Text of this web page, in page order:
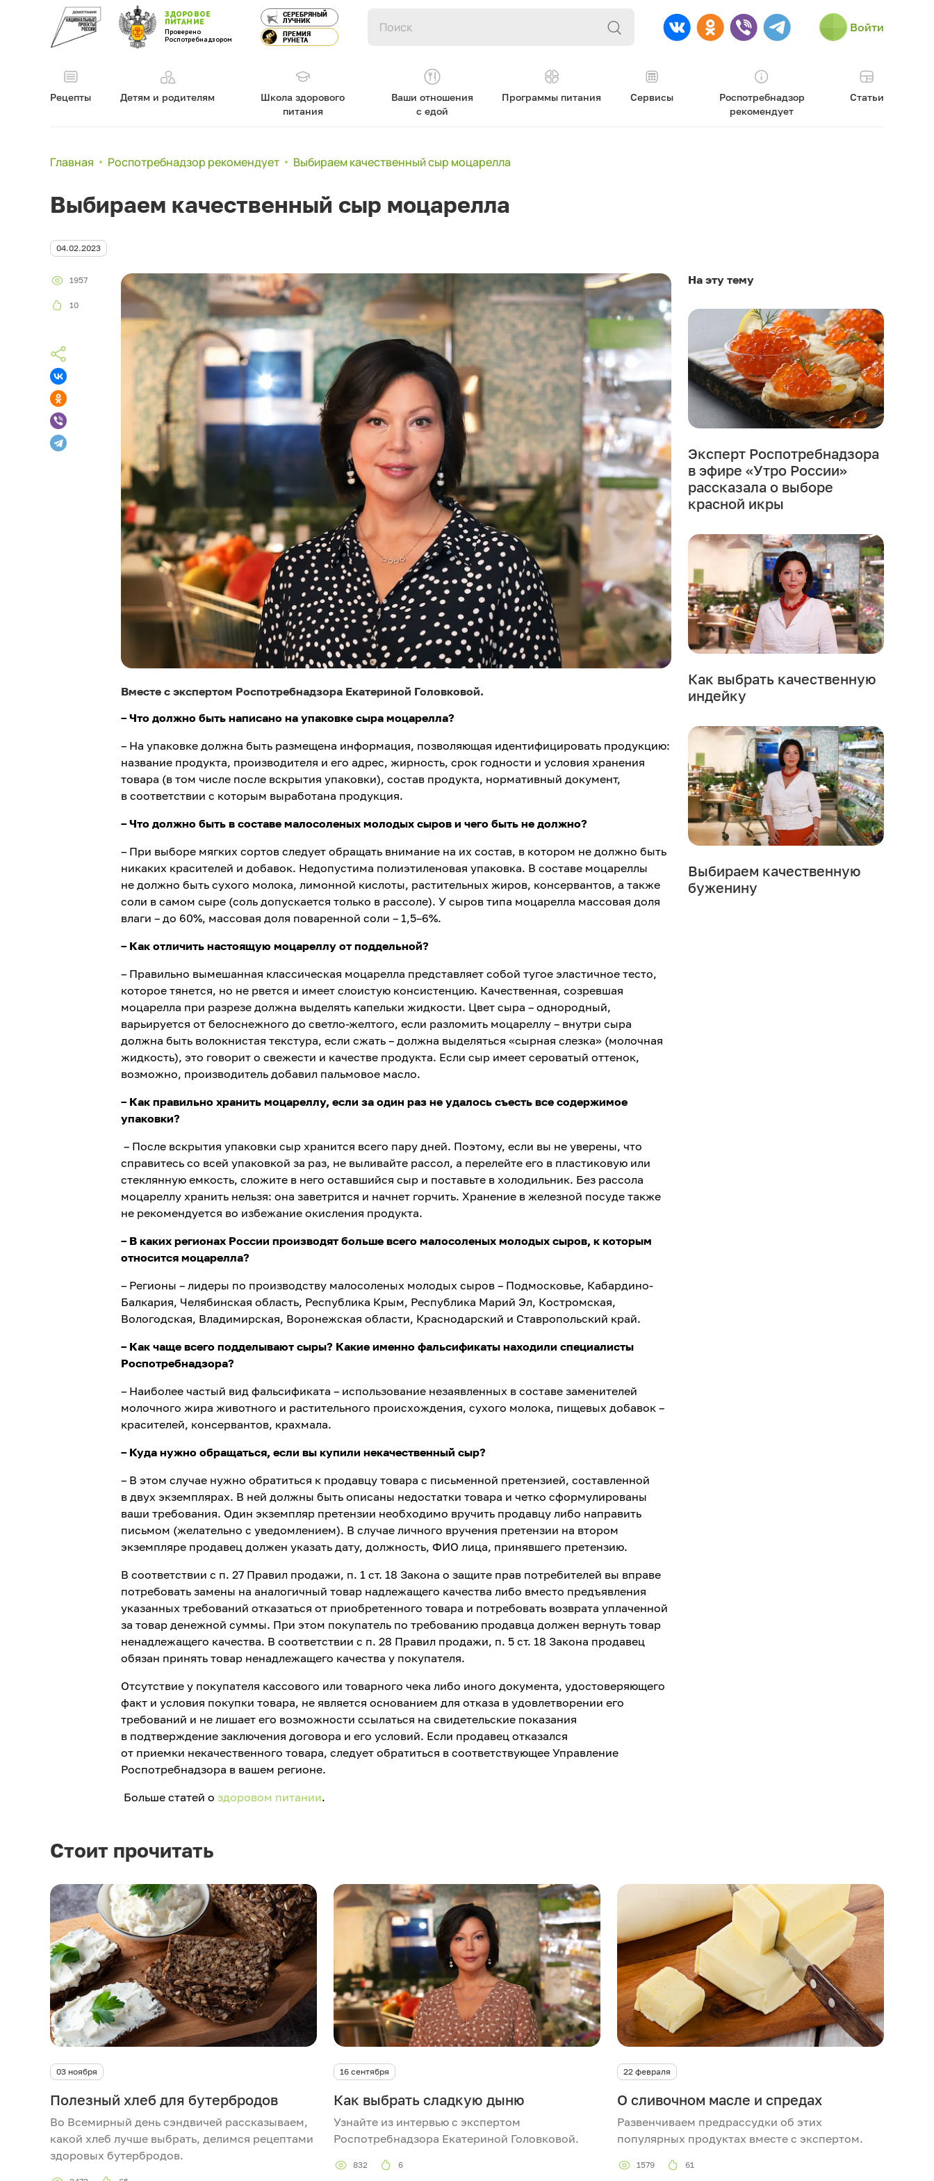
ЗДОРОВОЕ
ПИТАНИЕ
Проверено
Роспотребнадзором
СЕРЕБРЯНЫЙ
ЛУЧНИК
ПРЕМИЯ
РУНЕТА
Войти
Рецепты Детям и родителям
Школа здорового
питания
Ваши отношения
с едой
Программы питания Сервисы
Роспотребнадзор
рекомендует
Статьи
Главная Роспотребнадзор рекомендует Выбираем качественный сыр моцарелла
Выбираем качественный сыр моцарелла
04.02.2023
1957
10
Вместе с экспертом Роспотребнадзора Екатериной Головковой.
– Что должно быть написано на упаковке сыра моцарелла?
– На упаковке должна быть размещена информация, позволяющая идентифицировать продукцию:
название продукта, производителя и его адрес, жирность, срок годности и условия хранения
товара (в том числе после вскрытия упаковки), состав продукта, нормативный документ,
в соответствии с которым выработана продукция.
– Что должно быть в составе малосоленых молодых сыров и чего быть не должно?
– При выборе мягких сортов следует обращать внимание на их состав, в котором не должно быть
никаких красителей и добавок. Недопустима полиэтиленовая упаковка. В составе моцареллы
не должно быть сухого молока, лимонной кислоты, растительных жиров, консервантов, а также
соли в самом сыре (соль допускается только в рассоле). У сыров типа моцарелла массовая доля
влаги – до 60%, массовая доля поваренной соли – 1,5–6%.
– Как отличить настоящую моцареллу от поддельной?
– Правильно вымешанная классическая моцарелла представляет собой тугое эластичное тесто,
которое тянется, но не рвется и имеет слоистую консистенцию. Качественная, созревшая
моцарелла при разрезе должна выделять капельки жидкости. Цвет сыра – однородный,
варьируется от белоснежного до светло-желтого, если разломить моцареллу – внутри сыра
должна быть волокнистая текстура, если сжать – должна выделяться «сырная слезка» (молочная
жидкость), это говорит о свежести и качестве продукта. Если сыр имеет сероватый оттенок,
возможно, производитель добавил пальмовое масло.
– Как правильно хранить моцареллу, если за один раз не удалось съесть все содержимое
упаковки?
– После вскрытия упаковки сыр хранится всего пару дней. Поэтому, если вы не уверены, что
справитесь со всей упаковкой за раз, не выливайте рассол, а перелейте его в пластиковую или
стеклянную емкость, сложите в него оставшийся сыр и поставьте в холодильник. Без рассола
моцареллу хранить нельзя: она заветрится и начнет горчить. Хранение в железной посуде также
не рекомендуется во избежание окисления продукта.
– В каких регионах России производят больше всего малосоленых молодых сыров, к которым
относится моцарелла?
– Регионы – лидеры по производству малосоленых молодых сыров – Подмосковье, Кабардино-
Балкария, Челябинская область, Республика Крым, Республика Марий Эл, Костромская,
Вологодская, Владимирская, Воронежская области, Краснодарский и Ставропольский край.
– Как чаще всего подделывают сыры? Какие именно фальсификаты находили специалисты
Роспотребнадзора?
– Наиболее частый вид фальсификата – использование незаявленных в составе заменителей
молочного жира животного и растительного происхождения, сухого молока, пищевых добавок –
красителей, консервантов, крахмала.
– Куда нужно обращаться, если вы купили некачественный сыр?
– В этом случае нужно обратиться к продавцу товара с письменной претензией, составленной
в двух экземплярах. В ней должны быть описаны недостатки товара и четко сформулированы
ваши требования. Один экземпляр претензии необходимо вручить продавцу либо направить
письмом (желательно с уведомлением). В случае личного вручения претензии на втором
экземпляре продавец должен указать дату, должность, ФИО лица, принявшего претензию.
В соответствии с п. 27 Правил продажи, п. 1 ст. 18 Закона о защите прав потребителей вы вправе
потребовать замены на аналогичный товар надлежащего качества либо вместо предъявления
указанных требований отказаться от приобретенного товара и потребовать возврата уплаченной
за товар денежной суммы. При этом покупатель по требованию продавца должен вернуть товар
ненадлежащего качества. В соответствии с п. 28 Правил продажи, п. 5 ст. 18 Закона продавец
обязан принять товар ненадлежащего качества у покупателя.
Отсутствие у покупателя кассового или товарного чека либо иного документа, удостоверяющего
факт и условия покупки товара, не является основанием для отказа в удовлетворении его
требований и не лишает его возможности ссылаться на свидетельские показания
в подтверждение заключения договора и его условий. Если продавец отказался
от приемки некачественного товара, следует обратиться в соответствующее Управление
Роспотребнадзора в вашем регионе.
Больше статей о здоровом питании.
На эту тему
Эксперт Роспотребнадзора
в эфире «Утро России»
рассказала о выборе
красной икры
Как выбрать качественную
индейку
Выбираем качественную
буженину
Стоит прочитать
03 ноября
Полезный хлеб для бутербродов
Во Всемирный день сэндвичей рассказываем,
какой хлеб лучше выбрать, делимся рецептами
здоровых бутербродов.
16 сентября
Как выбрать сладкую дыню
Узнайте из интервью с экспертом
Роспотребнадзора Екатериной Головковой.
832 6
22 февраля
О сливочном масле и спредах
Развенчиваем предрассудки об этих
популярных продуктах вместе с экспертом.
1579 61